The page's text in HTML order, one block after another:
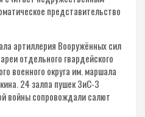
представительство
артиллерия Вооружённых сил
отдельного гвардейского
военного округа им. маршала
24 залпа пушек ЗиС-3
войны сопровождали салют